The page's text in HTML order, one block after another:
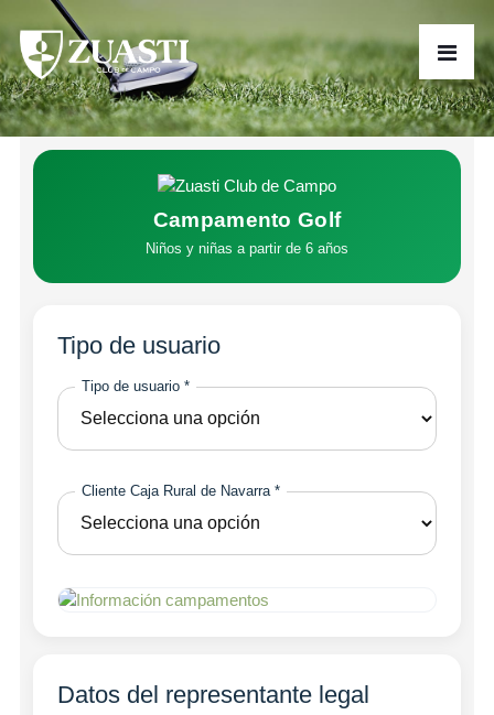
Campamento Golf
Niños y niñas a partir de 6 años
Tipo de usuario
Tipo de usuario *
Cliente Caja Rural de Navarra *
Datos del representante legal